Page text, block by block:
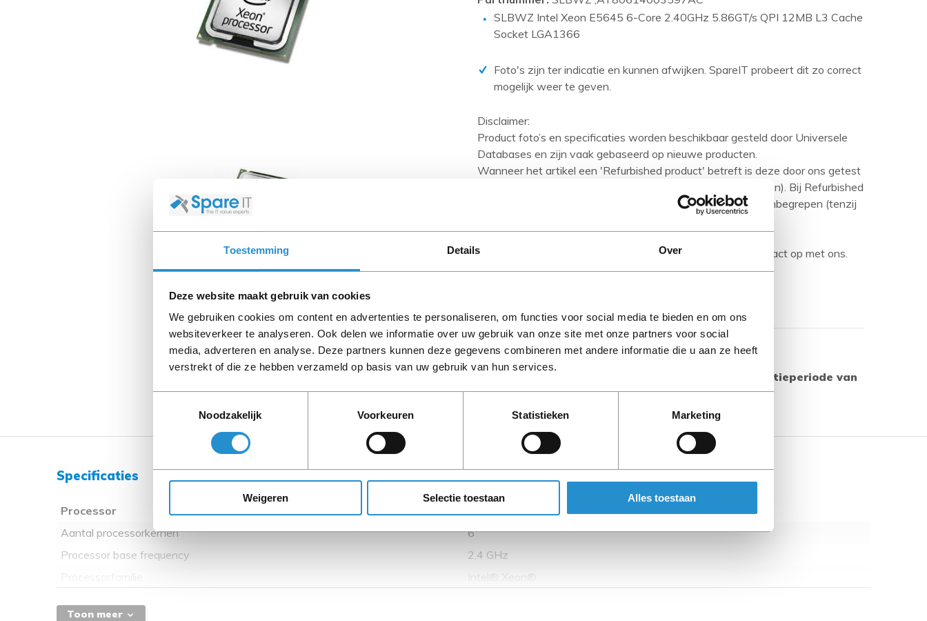
Toestemming Details Over
Deze website maakt gebruik van cookies
We gebruiken cookies om content en advertenties te personaliseren, om functies voor social media te bieden en om ons
websiteverkeer te analyseren. Ook delen we informatie over uw gebruik van onze site met onze partners voor social
media, adverteren en analyse. Deze partners kunnen deze gegevens combineren met andere informatie die u aan ze heeft
verstrekt of die ze hebben verzameld op basis van uw gebruik van hun services.
Noodzakelijk
Voorkeuren Statistieken Marketing
Weigeren Selectie toestaan Alles toestaan
Power Distribution Units (PDU)
SLBWZ Intel Xeon E5645 6-Core 2.40GHz 5.86GT/s QPI 12MB L3 Cache
Socket LGA1366
Foto's zijn ter indicatie en kunnen afwijken. SpareIT probeert dit zo correct
mogelijk weer te geven.
Disclaimer:
Product foto’s en specificaties worden beschikbaar gesteld door Universele
Databases en zijn vaak gebaseerd op nieuwe producten.
Wanneer het artikel een 'Refurbished product' betreft is deze door ons getest
en heeft het een A-grade conditie (tenzij anders aangegeven). Bij Refurbished
artikelen zijn kabels, software media en handleidingen niet inbegrepen (tenzij
Let goed op de productbeschrijving en neem bij vragen contact op met ons.
Omschrijving
Toon meer
LET OP: Op refurbished producten geldt een garantieperiode van
90 dagen, tenzij anders aangegeven.
Specificaties
Processor
Aantal processorkernen
6
Processor base frequency
2,4 GHz
Intel® Xeon®
Toon meer